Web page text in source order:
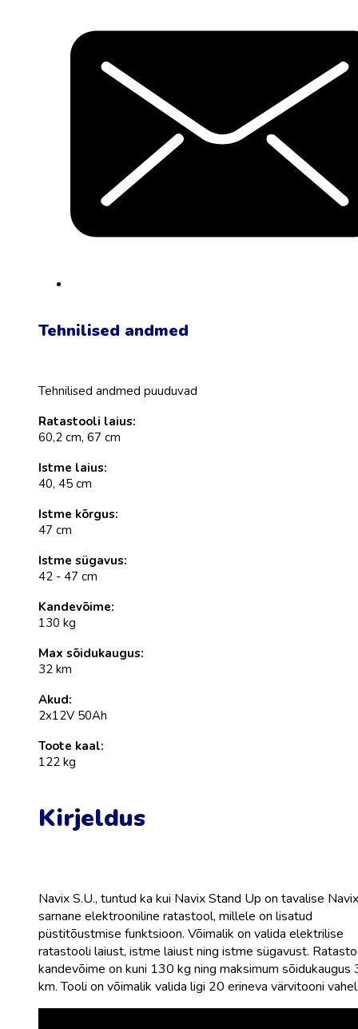
Tehnilised andmed
Tehnilised andmed puuduvad
Ratastooli laius:
60,2 cm, 67 cm
Istme laius:
40, 45 cm
Istme kõrgus:
47 cm
Istme sügavus:
42 - 47 cm
Kandevõime:
130 kg
Max sõidukaugus:
32 km
Akud:
2x12V 50Ah
Toote kaal:
122 kg
Kirjeldus
Navix S.U., tuntud ka kui Navix Stand Up on tavalise
sarnane elektrooniline ratastool, millele on lisatud
püstitõustmise funktsioon. Võimalik on valida elektrilise
ratastooli laiust, istme laiust ning istme sügavust.
kandevõime on kuni 130 kg ning maksimum sõidukaugus
km. Tooli on võimalik valida ligi 20 erineva värvitooni